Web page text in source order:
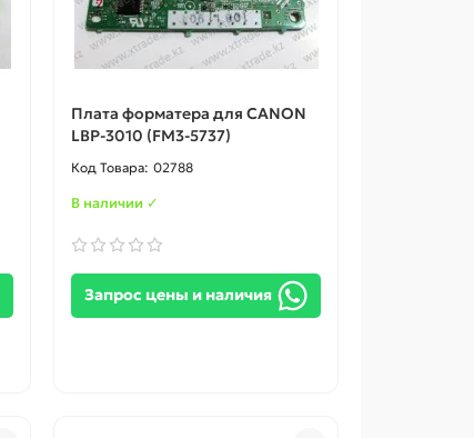
Плата форматера для CANON
LBP-3010 (FM3-5737)
02788
В наличии ✓
Запрос цены и наличия